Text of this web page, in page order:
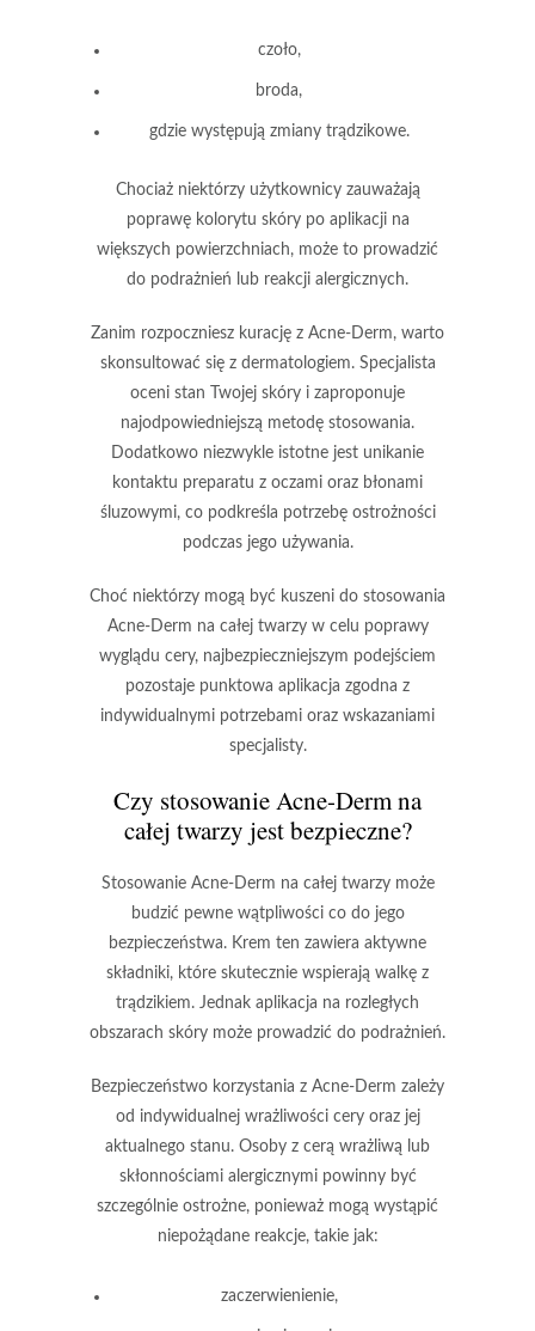
czoło,
broda,
gdzie występują zmiany trądzikowe.
Chociaż niektórzy użytkownicy zauważają
poprawę kolorytu skóry po aplikacji na
większych powierzchniach, może to prowadzić
do podrażnień lub reakcji alergicznych.
Zanim rozpoczniesz kurację z Acne-Derm, warto
skonsultować się z dermatologiem. Specjalista
oceni stan Twojej skóry i zaproponuje
najodpowiedniejszą metodę stosowania.
Dodatkowo niezwykle istotne jest unikanie
kontaktu preparatu z oczami oraz błonami
śluzowymi, co podkreśla potrzebę ostrożności
podczas jego używania.
Choć niektórzy mogą być kuszeni do stosowania
Acne-Derm na całej twarzy w celu poprawy
wyglądu cery, najbezpieczniejszym podejściem
pozostaje punktowa aplikacja zgodna z
indywidualnymi potrzebami oraz wskazaniami
specjalisty.
Czy stosowanie Acne-Derm na
całej twarzy jest bezpieczne?
Stosowanie Acne-Derm na całej twarzy może
budzić pewne wątpliwości co do jego
bezpieczeństwa. Krem ten zawiera aktywne
składniki, które skutecznie wspierają walkę z
trądzikiem. Jednak aplikacja na rozległych
obszarach skóry może prowadzić do podrażnień.
Bezpieczeństwo korzystania z Acne-Derm zależy
od indywidualnej wrażliwości cery oraz jej
aktualnego stanu. Osoby z cerą wrażliwą lub
skłonnościami alergicznymi powinny być
szczególnie ostrożne, ponieważ mogą wystąpić
niepożądane reakcje, takie jak:
zaczerwienienie,